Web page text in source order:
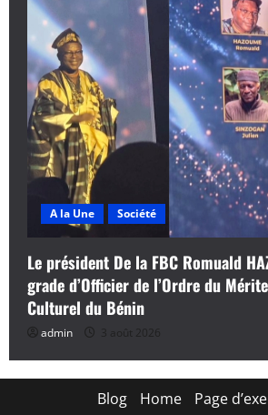
A la Une Société
Le président De la FBC Romuald
grade d’Officier de l’Ordre du
Culturel du Bénin
admin 3 août 2026
Blog Home Page